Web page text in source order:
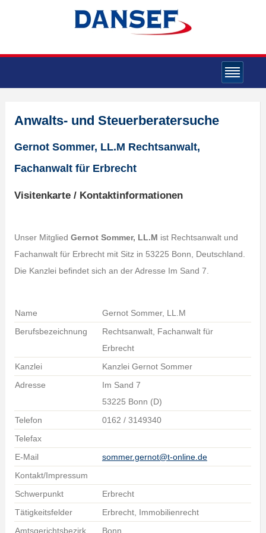
Anwalts- und Steuerberatersuche
Gernot Sommer, LL.M Rechtsanwalt,
Fachanwalt für Erbrecht
Visitenkarte / Kontaktinformationen
Unser Mitglied Gernot Sommer, LL.M ist Rechtsanwalt und
Fachanwalt für Erbrecht mit Sitz in 53225 Bonn, Deutschland.
Die Kanzlei befindet sich an der Adresse Im Sand 7.
Name
Gernot Sommer, LL.M
Berufsbezeichnung
Rechtsanwalt, Fachanwalt für
Erbrecht
Kanzlei
Kanzlei Gernot Sommer
Adresse
Im Sand 7
53225 Bonn (D)
Telefon
0162 / 3149340
Telefax
E-Mail
sommer.gernot@t-online.de
Kontakt/Impressum
Schwerpunkt
Erbrecht
Tätigkeitsfelder
Erbrecht, Immobilienrecht
Amtsgerichtsbezirk
Bonn